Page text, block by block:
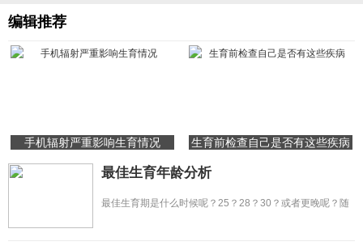
编辑推荐
手机辐射严重影响生育情况 生育前检查自己是否有这些疾病
最佳生育年龄分析
最佳生育期是什么时候呢？25？28？30？或者更晚呢？随